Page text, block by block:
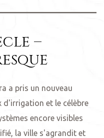
–
a pris un nouveau
d'irrigation et le célèbre
encore visibles
la ville s'agrandit et